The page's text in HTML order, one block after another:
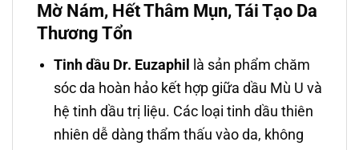
Mờ Nám, Hết Thâm Mụn, Tái Tạo Da
Thương Tổn
Tinh dầu Dr. Euzaphil
là sản phẩm chăm
sóc da hoàn hảo kết hợp giữa dầu Mù U và
hệ tinh dầu trị liệu. Các loại tinh dầu thiên
nhiên dễ dàng thẩm thấu vào da, không